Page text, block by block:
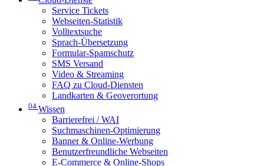
Service Tickets
Webseiten-Statistik
Volltextsuche
Sprach-Übersetzung
Formular-Spamschutz
SMS Versand
Video & Streaming
FAQ zu Cloud-Diensten
Landkarten & Geoverortung
04 Wissen
Barrierefrei / WAI
Suchmaschinen-Optimierung
Banner & Online-Werbung
Benutzerfreundliche Webseiten
E-Commerce & Online-Shops